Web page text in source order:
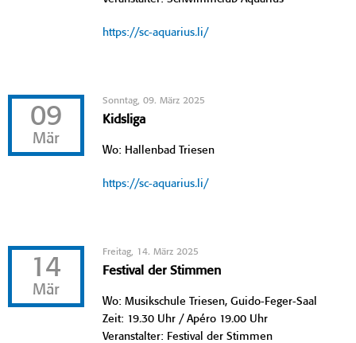
https://sc-aquarius.li/
09
Mär
Sonntag, 09. März 2025
Kidsliga
Wo: Hallenbad Triesen
https://sc-aquarius.li/
14
Mär
Freitag, 14. März 2025
Festival der Stimmen
Wo: Musikschule Triesen, Guido-Feger-Saal
Zeit: 19.30 Uhr / Apéro 19.00 Uhr
Veranstalter: Festival der Stimmen